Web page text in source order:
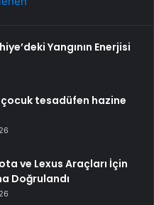
Yangının Enerjisi
çocuk tesadüfen hazine
ve Lexus Araçları İçin
Doğrulandı